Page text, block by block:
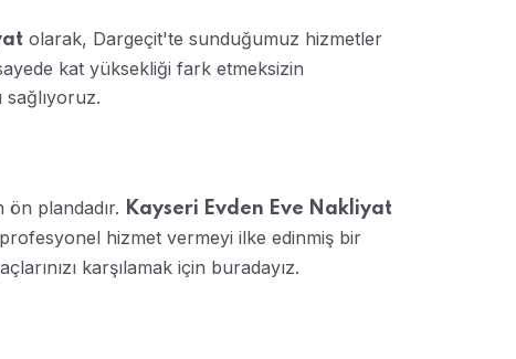
olarak, Dargeçit'te sunduğumuz hizmetler
kat yüksekliği fark etmeksizin
sağlıyoruz.
ön plandadır. Kayseri Evden Eve Nakliyat
hizmet vermeyi ilke edinmiş bir
karşılamak için buradayız.